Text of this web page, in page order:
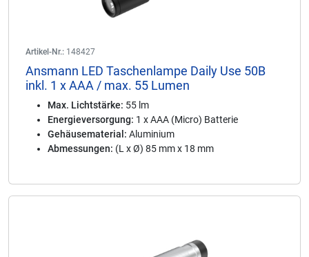
Artikel-Nr.: 148427
Ansmann LED Taschenlampe Daily Use 50B
inkl. 1 x AAA / max. 55 Lumen
Max. Lichtstärke: 55 lm
Energieversorgung: 1 x AAA (Micro) Batterie
Gehäusematerial: Aluminium
Abmessungen: (L x Ø) 85 mm x 18 mm